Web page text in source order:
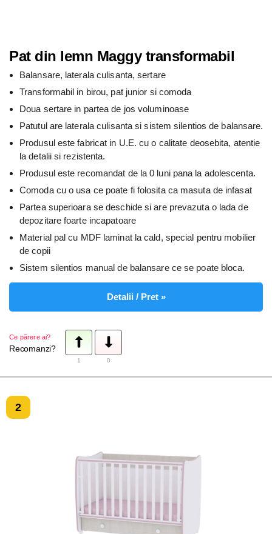
Pat din lemn Maggy transformabil
Balansare, laterala culisanta, sertare
Transformabil in birou, pat junior si comoda
Doua sertare in partea de jos voluminoase
Patutul are laterala culisanta si sistem silentios de balansare.
Produsul este fabricat in U.E. cu o calitate deosebita, atentie
la detalii si rezistenta.
Produsul este recomandat de la 0 luni pana la adolescenta.
Comoda cu o usa ce poate fi folosita ca masuta de infasat
Partea superioara se deschide si are prevazuta o lada de
depozitare foarte incapatoare
Material pal cu MDF laminat la cald, special pentru mobilier
de copii
Sistem silentios manual de balansare ce se poate bloca.
Detalii / Pret »
Ce părere ai?
Recomanzi?
1 0
2